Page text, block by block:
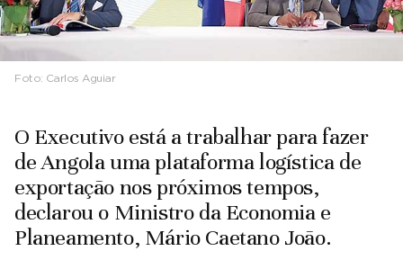
Foto: Carlos Aguiar
O Executivo está a trabalhar para fazer
de Angola uma plataforma logística de
exportação nos próximos tempos,
declarou o Ministro da Economia e
Planeamento, Mário Caetano João.